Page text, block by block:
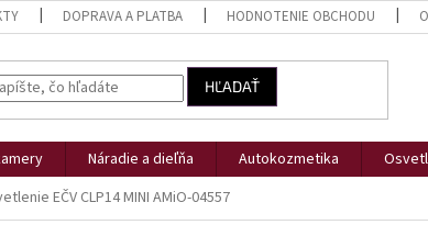
DOPRAVA A PLATBA HODNOTENIE OBCHODU
HĽADAŤ
Náradie a dieľňa Autokozmetika
EČV CLP14 MINI AMiO-04557